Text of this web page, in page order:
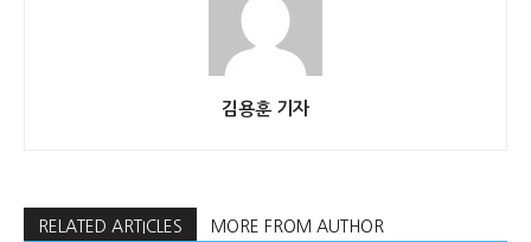
김용훈 기자
RELATED ARTICLES MORE FROM AUTHOR